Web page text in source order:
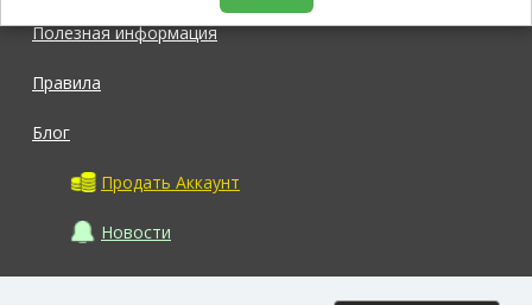
Полезная информация
Правила
Блог
Продать Аккаунт
Новости